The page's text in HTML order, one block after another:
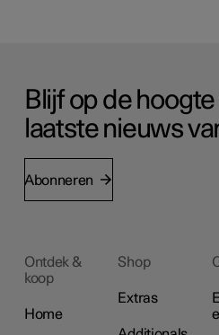
Blijf op de
laatste nieuws
Abonneren
Ontdek &
koop
Home
Shop
Extras